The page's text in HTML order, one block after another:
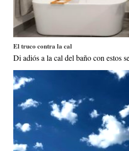
El truco contra la cal
Di adiós a la cal del baño con estos